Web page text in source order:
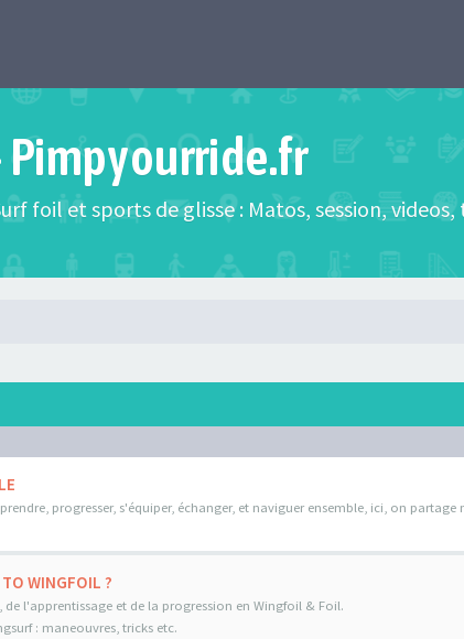
foil et sports de glisse : Matos, session,
progresser, s'équiper, échanger, et naviguer ensemble, ici, on partage
WINGFOIL ?
de l'apprentissage et de la progression en Wingfoil & Foil.
: maneouvres, tricks etc.